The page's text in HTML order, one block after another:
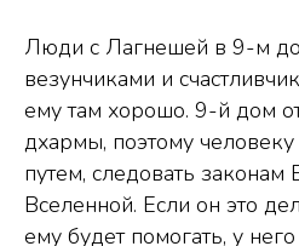
Люди с Лагнешей в 9-м
везунчиками и
ему там хорошо. 9-й дом
дхармы, поэтому
путем, следовать
Вселенной. Если он это
ему будет помогать, у